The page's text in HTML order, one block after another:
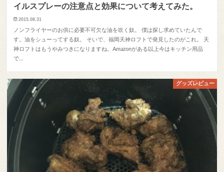
イルスプレーの注意点と効果について考えてみた。
2015.08.31
ノンフライヤーのお供に必要不可欠な油を吹く奴。 僕は探し求めていたんで
す。油をシューってする奴。 そいで、福岡天神ロフトで発見したのがこれ。 天
神ロフトはもうやみつきになりますね。Amazonがある以上今はキッチン用品
で…
グッズレビュー